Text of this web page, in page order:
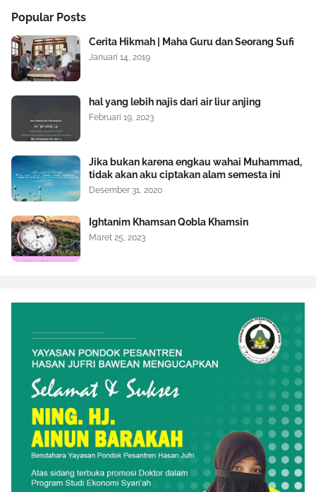
Popular Posts
Cerita Hikmah | Maha Guru dan Seorang Sufi
Januari 14, 2019
hal yang lebih najis dari air liur anjing
Februari 19, 2023
Jika bukan karena engkau wahai Muhammad,
tidak akan aku ciptakan alam semesta ini
Desember 31, 2020
Ightanim Khamsan Qobla Khamsin
Maret 25, 2023